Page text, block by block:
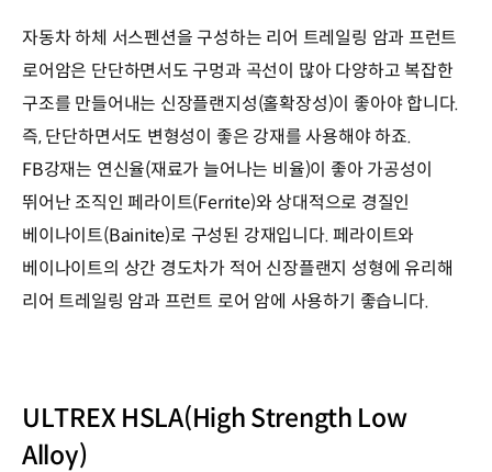
자동차 하체 서스펜션을 구성하는 리어 트레일링 암과 프런트
로어암은 단단하면서도 구멍과 곡선이 많아 다양하고 복잡한
구조를 만들어내는 신장플랜지성(홀확장성)이 좋아야 합니다.
즉, 단단하면서도 변형성이 좋은 강재를 사용해야 하죠.
FB강재는 연신율(재료가 늘어나는 비율)이 좋아 가공성이
뛰어난 조직인 페라이트(Ferrite)와 상대적으로 경질인
베이나이트(Bainite)로 구성된 강재입니다. 페라이트와
베이나이트의 상간 경도차가 적어 신장플랜지 성형에 유리해
리어 트레일링 암과 프런트 로어 암에 사용하기 좋습니다.
ULTREX HSLA(High Strength Low
Alloy)